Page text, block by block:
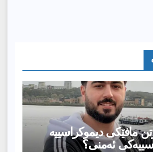
مافێکی دیموکراسییە
ئەمنی؟